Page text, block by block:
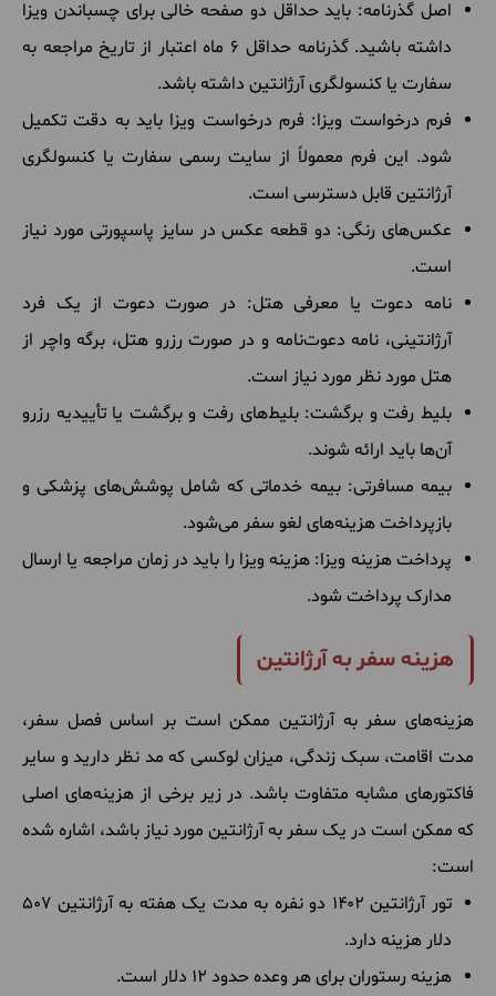
اصل گذرنامه: باید حداقل دو صفحه خالی برای چسباندن ویزا
داشته باشید. گذرنامه حداقل 6 ماه اعتبار از تاریخ مراجعه به
سفارت یا کنسولگری آرژانتین داشته باشد.
فرم درخواست ویزا: فرم درخواست ویزا باید به دقت تکمیل
شود. این فرم معمولاً از سایت رسمی سفارت یا کنسولگری
آرژانتین قابل دسترسی است.
عکس‌های رنگی: دو قطعه عکس در سایز پاسپورتی مورد نیاز
است.
نامه دعوت یا معرفی هتل: در صورت دعوت از یک فرد
آرژانتینی، نامه دعوت‌نامه و در صورت رزرو هتل، برگه واچر از
هتل مورد نظر مورد نیاز است.
بلیط رفت و برگشت: بلیط‌های رفت و برگشت یا تأییدیه رزرو
آن‌ها باید ارائه شوند.
بیمه مسافرتی: بیمه خدماتی که شامل پوشش‌های پزشکی و
بازپرداخت هزینه‌های لغو سفر می‌شود.
پرداخت هزینه ویزا: هزینه ویزا را باید در زمان مراجعه یا ارسال
مدارک پرداخت شود.
هزینه سفر به آرژانتین
هزینه‌های سفر به آرژانتین ممکن است بر اساس فصل سفر،
مدت اقامت، سبک زندگی، میزان لوکسی که مد نظر دارید و سایر
فاکتورهای مشابه متفاوت باشد. در زیر برخی از هزینه‌های اصلی
که ممکن است در یک سفر به آرژانتین مورد نیاز باشد، اشاره شده
است:
تور آرژانتین ۱۴۰۲ دو نفره به مدت یک هفته به آرژانتین 507
دلار هزینه دارد.
هزینه رستوران برای هر وعده حدود 12 دلار است.